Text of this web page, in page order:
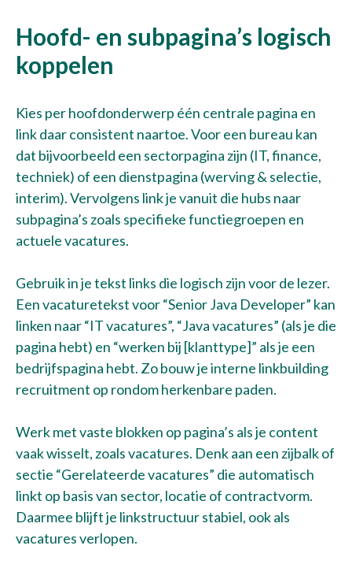
Hoofd- en subpagina’s logisch
koppelen
Kies per hoofdonderwerp één centrale pagina en
link daar consistent naartoe. Voor een bureau kan
dat bijvoorbeeld een sectorpagina zijn (IT, finance,
techniek) of een dienstpagina (werving & selectie,
interim). Vervolgens link je vanuit die hubs naar
subpagina’s zoals specifieke functiegroepen en
actuele vacatures.
Gebruik in je tekst links die logisch zijn voor de lezer.
Een vacaturetekst voor “Senior Java Developer” kan
linken naar “IT vacatures”, “Java vacatures” (als je die
pagina hebt) en “werken bij [klanttype]” als je een
bedrijfspagina hebt. Zo bouw je interne linkbuilding
recruitment op rondom herkenbare paden.
Werk met vaste blokken op pagina’s als je content
vaak wisselt, zoals vacatures. Denk aan een zijbalk of
sectie “Gerelateerde vacatures” die automatisch
linkt op basis van sector, locatie of contractvorm.
Daarmee blijft je linkstructuur stabiel, ook als
vacatures verlopen.